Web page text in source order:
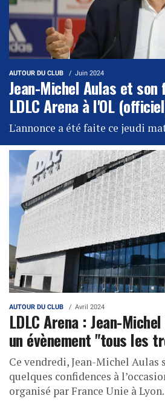
AUTOUR DU CLUB Juin 2024
Jean-Michel Aulas et
LDLC Arena à l'OL
L'annonce a été faite ce jeudi
AUTOUR DU CLUB Avril 2024
LDLC Arena : Jean-
un évènement "tous les
Ce vendredi, Jean-Michel Aulas
quelques confidences à
organisé par France Unie à Lyon.